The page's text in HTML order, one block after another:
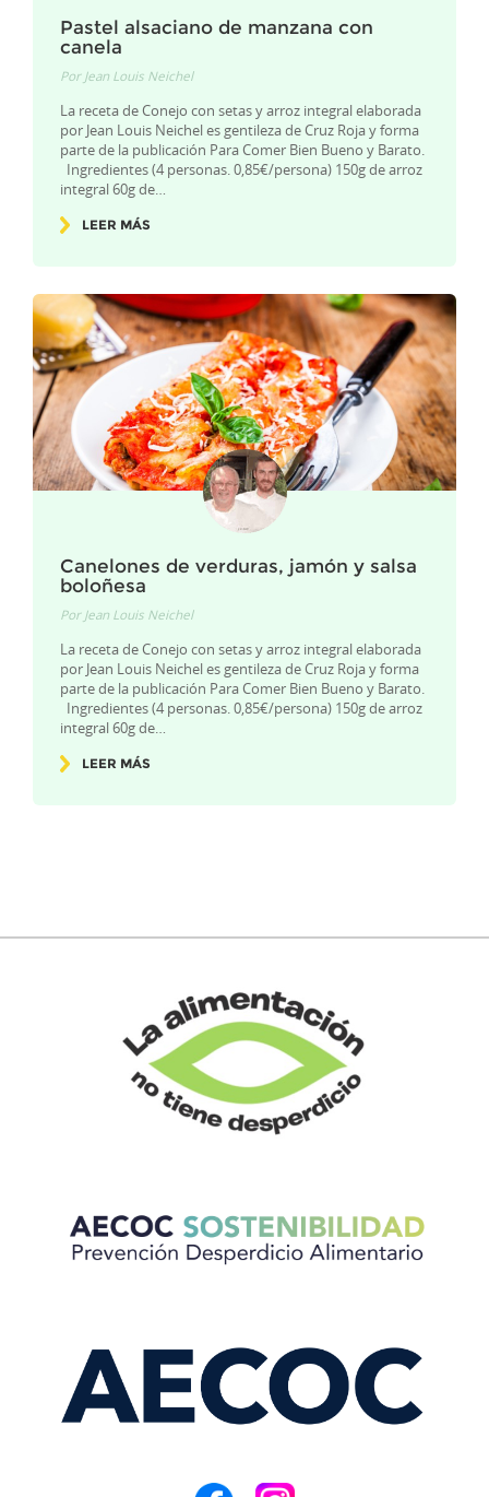
Pastel alsaciano de manzana con
canela
Por Jean Louis Neichel
La receta de Conejo con setas y arroz integral elaborada
por Jean Louis Neichel es gentileza de Cruz Roja y forma
parte de la publicación Para Comer Bien Bueno y Barato.
Ingredientes (4 personas. 0,85€/persona) 150g de arroz
integral 60g de…
LEER MÁS
Canelones de verduras, jamón y salsa
boloñesa
Por Jean Louis Neichel
La receta de Conejo con setas y arroz integral elaborada
por Jean Louis Neichel es gentileza de Cruz Roja y forma
parte de la publicación Para Comer Bien Bueno y Barato.
Ingredientes (4 personas. 0,85€/persona) 150g de arroz
integral 60g de…
LEER MÁS